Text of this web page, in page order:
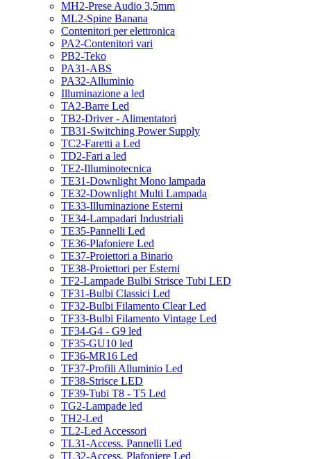
MH2-Prese Audio 3,5mm
ML2-Spine Banana
Contenitori per elettronica
PA2-Contenitori vari
PB2-Teko
PA31-ABS
PA32-Alluminio
Illuminazione a led
TA2-Barre Led
TB2-Driver - Alimentatori
TB31-Switching Power Supply
TC2-Faretti a Led
TD2-Fari a led
TE2-Illuminotecnica
TE31-Downlight Mono lampada
TE32-Downlight Multi Lampada
TE33-Illuminazione Esterni
TE34-Lampadari Industriali
TE35-Pannelli Led
TE36-Plafoniere Led
TE37-Proiettori a Binario
TE38-Proiettori per Esterni
TF2-Lampade Bulbi Strisce Tubi LED
TF31-Bulbi Classici Led
TF32-Bulbi Filamento Clear Led
TF33-Bulbi Filamento Vintage Led
TF34-G4 - G9 led
TF35-GU10 led
TF36-MR16 Led
TF37-Profili Alluminio Led
TF38-Strisce LED
TF39-Tubi T8 - T5 Led
TG2-Lampade led
TH2-Led
TL2-Led Accessori
TL31-Access. Pannelli Led
TL32-Access. Plafoniere Led